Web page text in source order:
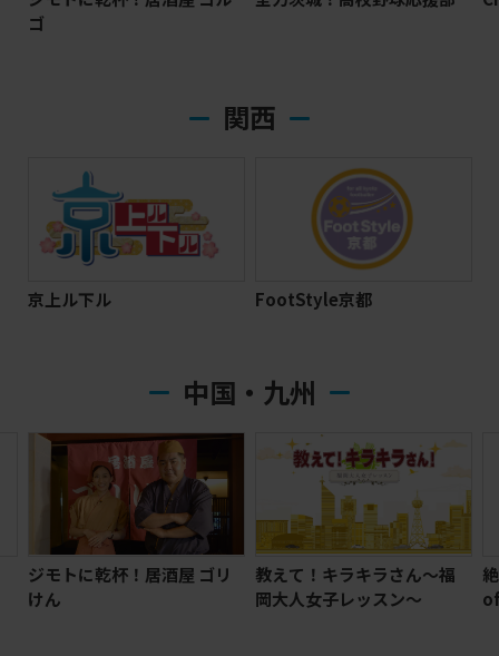
ゴ
関西
京上ル下ル FootStyle京都
中国・九州
ジモトに乾杯！居酒屋 ゴリ
けん
教えて！キラキラさん～福
岡大人女子レッスン～